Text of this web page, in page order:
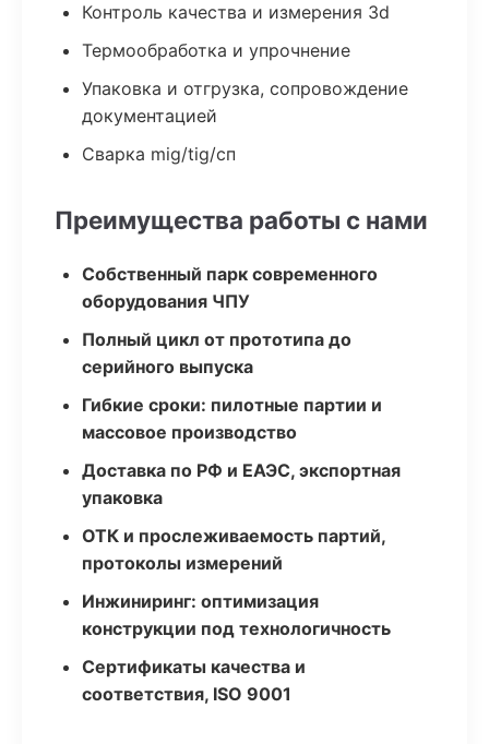
Контроль качества и измерения 3d
Термообработка и упрочнение
Упаковка и отгрузка, сопровождение
документацией
Сварка mig/tig/сп
Преимущества работы с нами
Собственный парк современного
оборудования ЧПУ
Полный цикл от прототипа до
серийного выпуска
Гибкие сроки: пилотные партии и
массовое производство
Доставка по РФ и ЕАЭС, экспортная
упаковка
ОТК и прослеживаемость партий,
протоколы измерений
Инжиниринг: оптимизация
конструкции под технологичность
Сертификаты качества и
соответствия, ISO 9001